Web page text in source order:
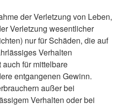
der Verletzung von Leben,
Verletzung wesentlicher
nur für Schäden, die auf
Verhalten
für mittelbare
entgangenen Gewinn.
außer bei
Verhalten oder bei